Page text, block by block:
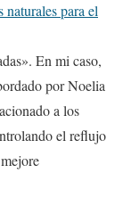
naturales para el
En mi caso,
por Noelia
a los
el reflujo